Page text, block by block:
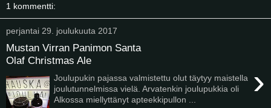
1 kommentti:
perjantai 29. joulukuuta 2017
Mustan Virran Panimon Santa
Olaf Christmas Ale
›
Joulupukin pajassa valmistettu olut täytyy maistella
joulutunnelmissa vielä. Arvatenkin joulupukkia oli
Alkossa miellyttänyt apteekkipullon ...